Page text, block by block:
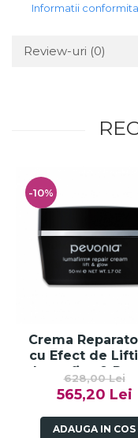
Informatii
Review-uri (0)
-10%
Crema
cu Efect de
Lumafirm®
Cream Lift &
50ml
628,00 Lei
565,20 Lei
ADAUGA IN COS